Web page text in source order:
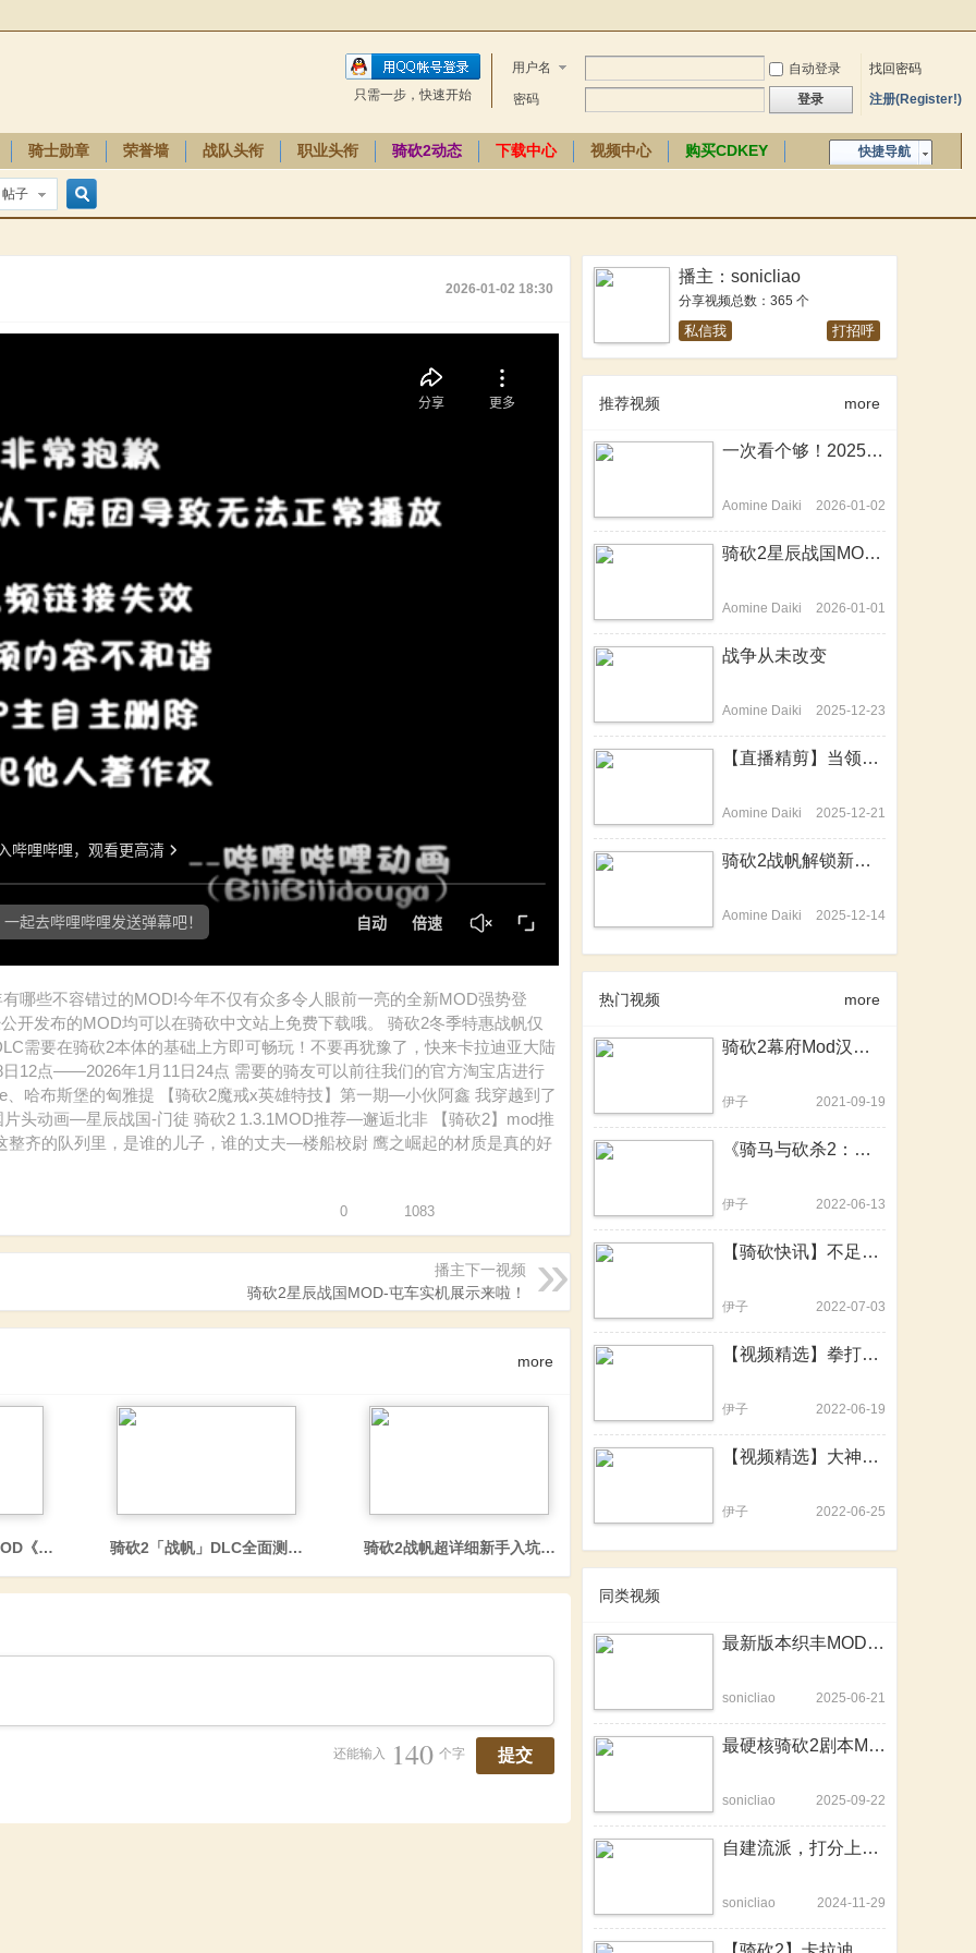
用户名 自动登录
找回密码
密码
登录 注册(Register!)
只需一步，快速开始
快捷导航
骑士勋章 荣誉墙 战队头衔 职业头衔 骑砍2动态 下载中心 视频中心
购买CDKEY
帖子
2026-01-02 18:30
哪些不容错过的MOD!今年不仅有众多令人眼前一亮的全新MOD强势登
开发布的MOD均可以在骑砍中文站上免费下载哦。 骑砍2冬季特惠战帆仅
需要在骑砍2本体的基础上方即可畅玩！不要再犹豫了，快来卡拉迪亚大陆
12点——2026年1月11日24点 需要的骑友可以前往我们的官方淘宝店进行
哈布斯堡的匈雅提 【骑砍2魔戒x英雄特技】第一期—小伙阿鑫 我穿越到了
头动画—星辰战国-门徒 骑砍2 1.3.1MOD推荐—邂逅北非 【骑砍2】mod推
齐的队列里，是谁的儿子，谁的丈夫—楼船校尉 鹰之崛起的材质是真的好
0 1083
播主下一视频
骑砍2星辰战国MOD-屯车实机展示来啦！
more
》发布
《生动场景》终结鬼城！骑砍2「战帆」DLC全面测评！诺德海上霸主？弟中弟！
骑砍2战帆超详细新手入坑攻略
还能输入 140 个字 提交
播主：sonicliao
分享视频总数：365 个
私信我 打招呼
推荐视频 more
一次看个够！2025年骑砍2MOD大盘点！
Aomine Daiki 2026-01-02
骑砍2星辰战国MOD-开篇历史背景介绍动画来啦！
Aomine Daiki 2026-01-01
战争从未改变
Aomine Daiki 2025-12-23
【直播精剪】当领主不易，站站在哭泣
Aomine Daiki 2025-12-21
骑砍2战帆解锁新技能，隐身战场变杀神
Aomine Daiki 2025-12-14
热门视频 more
骑砍2幕府Mod汉化版发布！速速来战！一统日本幕府乱世！
伊子 2021-09-19
《骑马与砍杀2：霸主》e1.8.0更新日志重点解读
伊子 2022-06-13
【骑砍快讯】不足100KB的硬核MOD！一个更比九个强
伊子 2022-07-03
【视频精选】拳打混沌怪，脚踢吸血鬼！骑砍2战锤MOD中文版
伊子 2022-06-19
【视频精选】大神用骑砍2重制了20年前的骑砍前身，骑砍2战团可提上日程？
伊子 2022-06-25
同类视频
最新版本织丰MOD必看安装指南！
sonicliao 2025-06-21
最硬核骑砍2剧本MOD？站站告诉你东欧1259该怎么玩！
sonicliao 2025-09-22
自建流派，打分上榜。火爆国内外的骑砍2联机mod《cRPG》国服上线！
sonicliao 2024-11-29